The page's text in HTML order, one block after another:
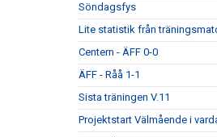
Söndagsfys
Lite statistik från
Centern - ÄFF 0-0
ÄFF - Råå 1-1
Sista träningen V.11
Projektstart Välmående i